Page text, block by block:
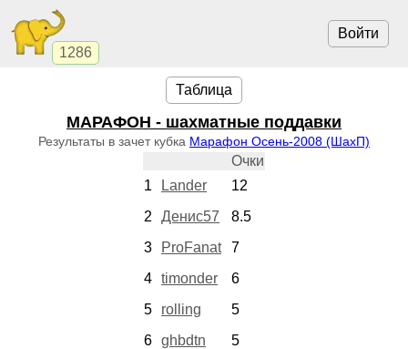
1286
Войти
Таблица
МАРАФОН - шахматные поддавки
Результаты в зачет кубка Марафон Осень-2008 (ШахП)
Очки
1
Lander
12
2
Денис57
8.5
3
ProFanat
7
4 timonder
6
5
rolling
5
6 ghbdtn
5